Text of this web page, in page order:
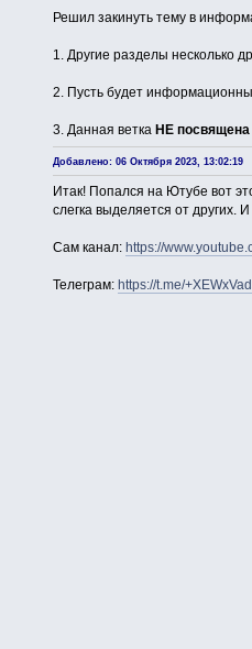
Решил закинуть тему в
1. Другие разделы несколько
2. Пусть будет
3. Данная ветка НЕ посвящена
Добавлено: 06 Октября 2023, 13:02:19
Итак! Попался на Ютубе вот
слегка выделяется от других.
Сам канал: https://
Телеграм: https://t.me/